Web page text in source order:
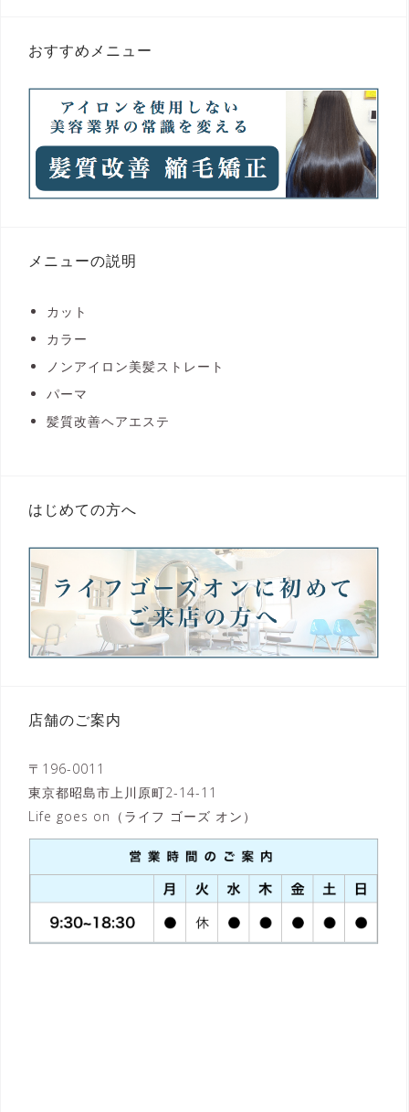
おすすめメニュー
メニューの説明
カット
カラー
ノンアイロン美髪ストレート
パーマ
髪質改善ヘアエステ
はじめての方へ
店舗のご案内
〒196-0011
東京都昭島市上川原町2-14-11
Life goes on（ライフ ゴーズ オン）